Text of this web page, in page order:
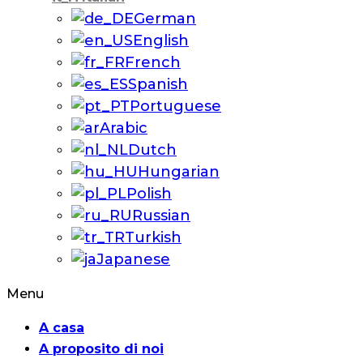
German
English
French
Spanish
Portuguese
Arabic
Dutch
Hungarian
Polish
Russian
Turkish
Japanese
Menu
A casa
A proposito di noi